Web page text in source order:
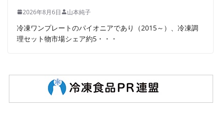
2026年8月6日 山本純子
冷凍ワンプレートのパイオニアであり（2015～）、冷凍調
理セット物市場シェア約5・・・